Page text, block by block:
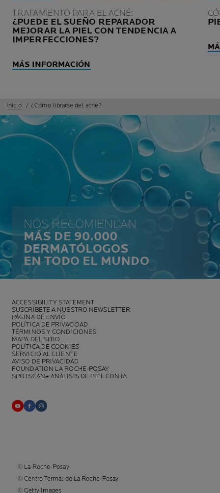
TRATAMIENTO PARA EL ACNÉ:
¿PUEDE EL SUEÑO REPARADOR
MEJORAR LA PIEL CON TENDENCIA A
IMPERFECCIONES?
MÁS INFORMACIÓN
Inicio ¿Cómo librarse del acné?
NOS RECOMIENDAN
MÁS DE 90.000
DERMATÓLOGOS
EN TODO EL MUNDO
ACCESSIBILITY STATEMENT
SUSCRÍBETE A NUESTRO NEWSLETTER
PÁGINA DE ENVÍO
POLÍTICA DE PRIVACIDAD
TÉRMINOS Y CONDICIONES
MAPA DEL SITIO
POLÍTICA DE COOKIES
SERVICIO AL CLIENTE
AVISO DE PRIVACIDAD
FOUNDATION LA ROCHE-POSAY
SPOTSCAN+ ANÁLISIS DE PIEL CON IA
© La Roche-Posay
© Centro Termal de La Roche-Posay
© Getty Images